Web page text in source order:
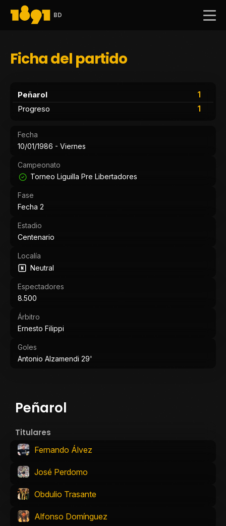
BD
Ficha del partido
Peñarol
1
1
Progreso
Fecha
10/01/1986 - Viernes
Campeonato
Torneo Liguilla Pre Libertadores
Fase
Fecha 2
Estadio
Centenario
Localía
Neutral
Espectadores
8.500
Árbitro
Ernesto Filippi
Goles
Antonio Alzamendi 29'
Peñarol
Titulares
Fernando Álvez
José Perdomo
Obdulio Trasante
Alfonso Domínguez